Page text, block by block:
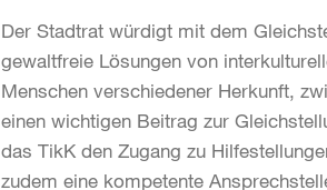
Der Stadtrat würdigt mit dem
gewaltfreie Lösungen von
Menschen verschiedener Herkunft,
einen wichtigen Beitrag zur
das TikK den Zugang zu
zudem eine kompetente